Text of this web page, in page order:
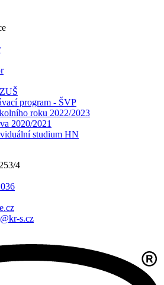
program - ŠVP
roku 2022/2023
2020/2021
studium HN
4
s.cz